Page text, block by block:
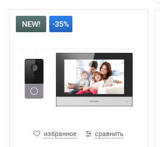
NEW! -35%
избранное сравнить